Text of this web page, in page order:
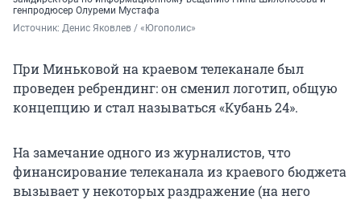
генпродюсер Олуреми Мустафа
Источник: Денис Яковлев / «Югополис»
При Миньковой на краевом телеканале был
проведен ребрендинг: он сменил логотип, общую
концепцию и стал называться «Кубань 24».
На замечание одного из журналистов, что
финансирование телеканала из краевого бюджета
вызывает у некоторых раздражение (на него